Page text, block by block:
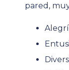
pared,